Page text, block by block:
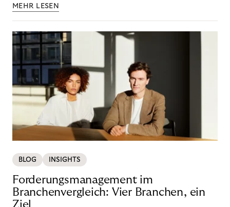
MEHR LESEN
BLOG INSIGHTS
Forderungsmanagement im
Branchenvergleich: Vier Branchen, ein
Ziel